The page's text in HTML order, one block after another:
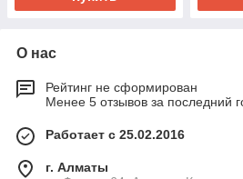
О нас
Рейтинг не сформирован
Менее 5 отзывов за последний
Работает с 25.02.2016
г. Алматы